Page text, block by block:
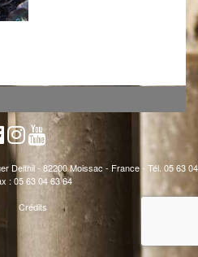
Delthil - 82200 Moissac - France - Tél. 05 63 04
: 05 63 04 63 64
Crédits